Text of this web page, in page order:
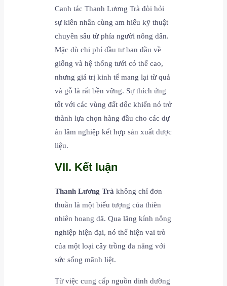
Canh tác Thanh Lương Trà đòi hỏi
sự kiên nhẫn cùng am hiểu kỹ thuật
chuyên sâu từ phía người nông dân.
Mặc dù chi phí đầu tư ban đầu về
giống và hệ thống tưới có thể cao,
nhưng giá trị kinh tế mang lại từ quả
và gỗ là rất bền vững. Sự thích ứng
tốt với các vùng đất dốc khiến nó trở
thành lựa chọn hàng đầu cho các dự
án lâm nghiệp kết hợp sản xuất dược
liệu.
VII. Kết luận
Thanh Lương Trà không chỉ đơn
thuần là một biểu tượng của thiên
nhiên hoang dã. Qua lăng kính nông
nghiệp hiện đại, nó thể hiện vai trò
của một loại cây trồng đa năng với
sức sống mãnh liệt.
Từ việc cung cấp nguồn dinh dưỡng